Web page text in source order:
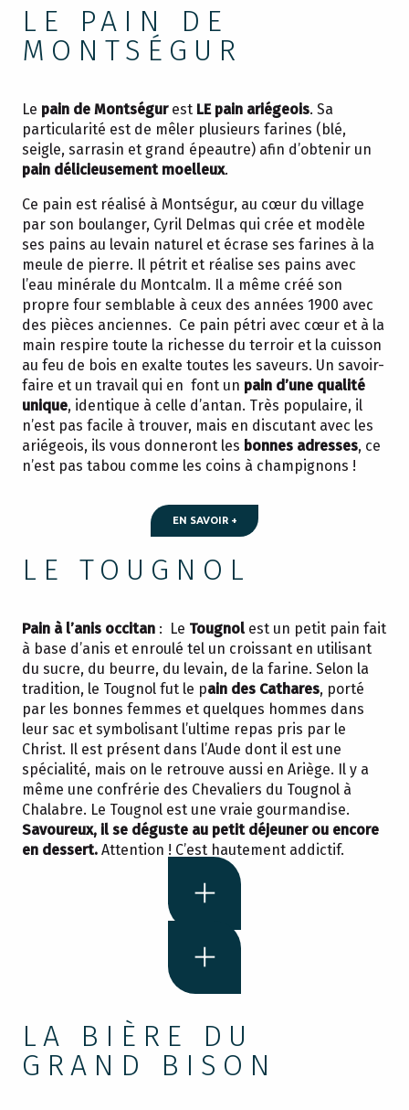
LE PAIN DE
MONTSÉGUR
Le pain de Montségurest LE pain ariégeois. Sa
particularité est de mêler plusieurs farines (blé,
seigle, sarrasin et grand épeautre) afin d’obtenir un
pain délicieusement moelleux.
Ce pain est réalisé à Montségur, au cœur du village
par son boulanger, Cyril Delmas qui crée et modèle
ses pains au levain naturel et écrase ses farines à la
meule de pierre. Il pétrit et réalise ses pains avec
l’eau minérale du Montcalm. Il a même créé son
propre four semblable à ceux des années 1900 avec
des pièces anciennes. Ce pain pétri avec cœur et à la
main respire toute la richesse du terroir et la cuisson
au feu de bois en exalte toutes les saveurs. Un savoir-
faire et un travail qui en font un pain d’une qualité
unique, identique à celle d’antan. Très populaire, il
n’est pas facile à trouver, mais en discutant avec les
ariégeois, ils vous donneront les bonnes adresses, ce
n’est pas tabou comme les coins à champignons !
EN SAVOIR +
LE TOUGNOL
Pain à l’anis occitan : Le Tougnolest un petit pain fait
à base d’anis et enroulé tel un croissant en utilisant
du sucre, du beurre, du levain, de la farine. Selon la
tradition, le Tougnol fut le pain des Cathares, porté
par les bonnes femmes et quelques hommes dans
leur sac et symbolisant l’ultime repas pris par le
Christ. Il est présent dans l’Aude dont il est une
spécialité, mais on le retrouve aussi en Ariège. Il y a
même une confrérie des Chevaliers du Tougnol à
Chalabre. Le Tougnol est une vraie gourmandise.
Savoureux, il se déguste au petit déjeuner ou encore
en dessert. Attention ! C’est hautement addictif.
LA BIÈRE DU
GRAND BISON